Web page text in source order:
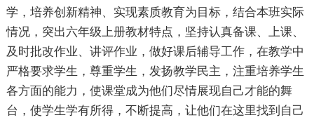
学，培养创新精神、实现素质教育为目标，结合本班实际
情况，突出六年级上册教材特点，坚持认真备课、上课、
及时批改作业、讲评作业，做好课后辅导工作，在教学中
严格要求学生，尊重学生，发扬教学民主，注重培养学生
各方面的能力，使课堂成为他们尽情展现自己才能的舞
台，使学生学有所得，不断提高，让他们在这里找到自己